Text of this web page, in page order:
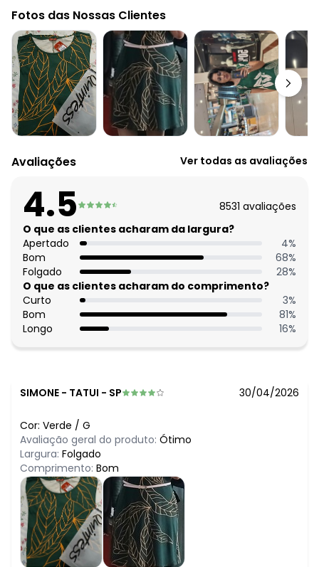
Código do produto: 3293410
Modelagem: Solto
Comprimento da manga: Curta
Comprimento: Curto
Decote frente: Redondo
Complemento: Bolsos
Observação: Bolsos funcionais
Tecido: Malha
Composição: 96% viscose 4% elastano
Fotos das Nossas Clientes
Avaliações Ver todas as avaliações
4.5 8531 avaliações
O que as clientes acharam da largura?
Apertado
4%
Bom
68%
Folgado
28%
O que as clientes acharam do comprimento?
Curto
3%
Bom
81%
Longo
16%
SIMONE - TATUI - SP 30/04/2026
Cor: Verde / G
Avaliação geral do produto: Ótimo
Largura: Folgado
Comprimento: Bom